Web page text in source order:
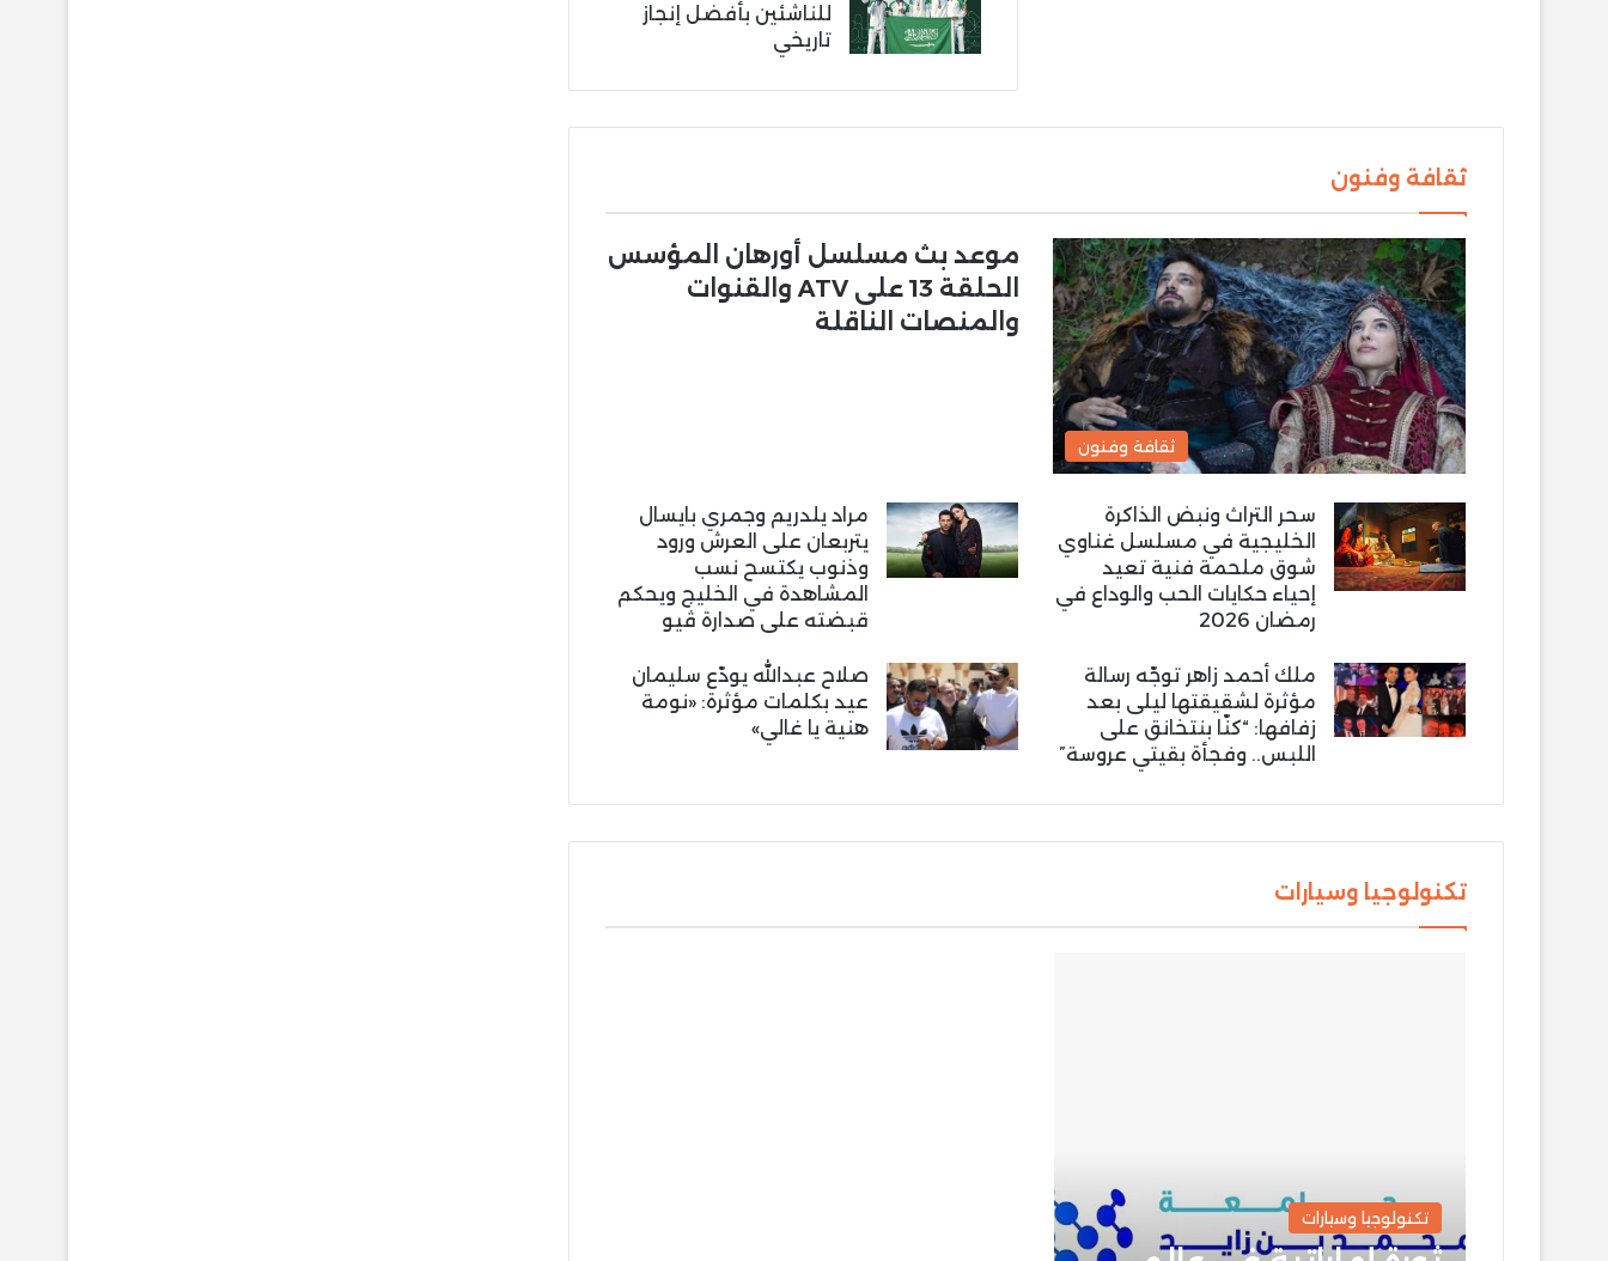
للناشئين بأفضل إنجاز
تاريخي
ثقافة وفنون
ثقافة وفنون
موعد بث مسلسل أورهان المؤسس
الحلقة 13 على ATV والقنوات
والمنصات الناقلة
سحر التراث ونبض الذاكرة
الخليجية في مسلسل غناوي
شوق ملحمة فنية تعيد
إحياء حكايات الحب والوداع في
رمضان 2026
مراد يلدريم وجمري بايسال
يتربعان على العرش ورود
وذنوب يكتسح نسب
المشاهدة في الخليج ويحكم
قبضته على صدارة ڤيو
ملك أحمد زاهر توجّه رسالة
مؤثرة لشقيقتها ليلى بعد
زفافها: “كنّا بنتخانق على
اللبس.. وفجأة بقيتي عروسة”
صلاح عبدالله يودّع سليمان
عيد بكلمات مؤثرة: «نومة
هنية يا غالي»
تكنولوجيا وسيارات
تكنولوجيا وسيارات